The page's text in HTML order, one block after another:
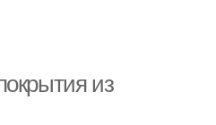
из